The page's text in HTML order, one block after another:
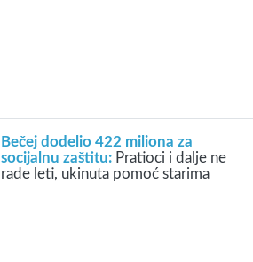
Bečej dodelio 422 miliona za
socijalnu zaštitu: Pratioci i dalje ne
rade leti, ukinuta pomoć starima